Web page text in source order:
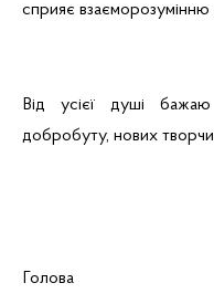
сприяє взаєморозумінню
Від усієї душі
добробуту, нових
Голова